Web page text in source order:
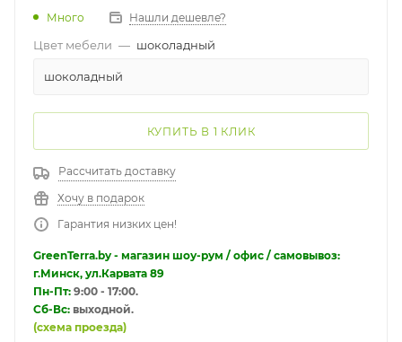
Много Нашли дешевле?
Цвет мебели — шоколадный
шоколадный
КУПИТЬ В 1 КЛИК
Рассчитать доставку
Хочу в подарок
Гарантия низких цен!
GreenTerra.by - магазин шоу-рум / офис / самовывоз:
г.Минск, ул.Карвата 89
Пн-Пт: 9:00 - 17:00.
Сб-Вс: выходной.
(схема проезда)